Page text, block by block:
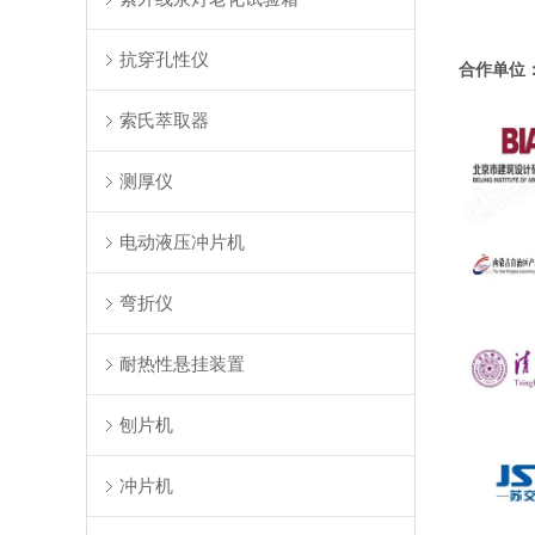
抗穿孔性仪
索氏萃取器
测厚仪
电动液压冲片机
弯折仪
耐热性悬挂装置
刨片机
冲片机
合作单位